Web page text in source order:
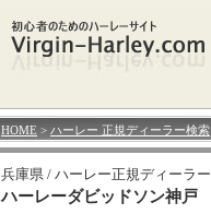
HOME > ハーレー 正規ディーラー検索
兵庫県 / ハーレー正規ディーラー
ハーレーダビッドソン神戸